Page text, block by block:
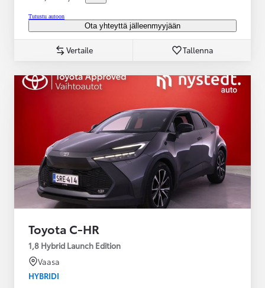
Tutustu autoon
Ota yhteyttä jälleenmyyjään
Vertaile Tallenna
Toyota C-HR
1,8 Hybrid Launch Edition
Vaasa
HYBRIDI